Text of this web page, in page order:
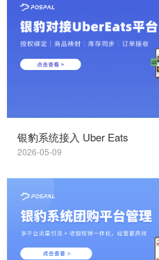
银豹系统接入 Uber Eats
2026-05-09